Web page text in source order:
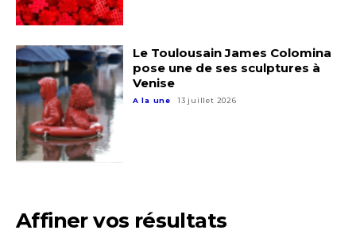
* Champ obligatoire
Statut / Organisation
J'accepte lestermes et conditions
* Champ obligatoire
Le Toulousain James Colomina
pose une de ses sculptures à
Venise
A la une 13 juillet 2026
Affiner vos résultats